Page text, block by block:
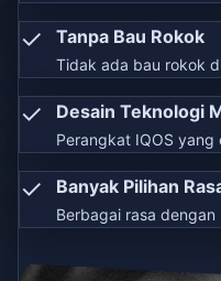
✓ Tanpa Bau Rokok
Tidak ada bau rokok
✓ Desain Teknologi
Perangkat IQOS yang
✓ Banyak Pilihan
Berbagai rasa dengan